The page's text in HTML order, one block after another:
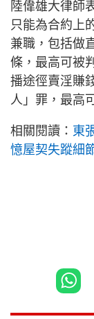
陸偉雄大律師
只能為合約上
兼職，包括做
條，最高可被
播途徑賣淫賺
人」罪，最高
相關閱讀： 東
憶屋契失蹤細